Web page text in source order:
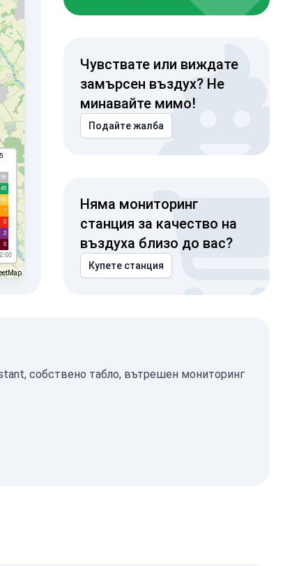
95
7
0
2
0
Чувствате или виждате
замърсен въздух? Не
минавайте мимо!
Подайте жалба
Няма мониторинг
станция за качество на
въздуха близо до вас?
Купете станция
собствено табло, вътрешен мониторинг